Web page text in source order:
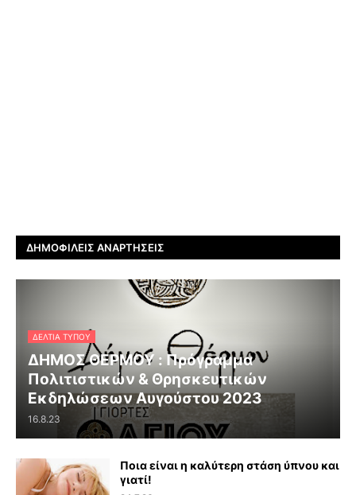
ΔΗΜΟΦΙΛΕΊΣ ΑΝΑΡΤΉΣΕΙΣ
ΔΕΛΤΊΑ ΤΎΠΟΥ
ΔΗΜΟΣ ΘΕΡΜΟΥ : Πρόγραμμα
Πολιτιστικών & Θρησκευτικών
Εκδηλώσεων Αυγούστου 2023
16.8.23
Ποια είναι η καλύτερη στάση ύπνου και
γιατί!